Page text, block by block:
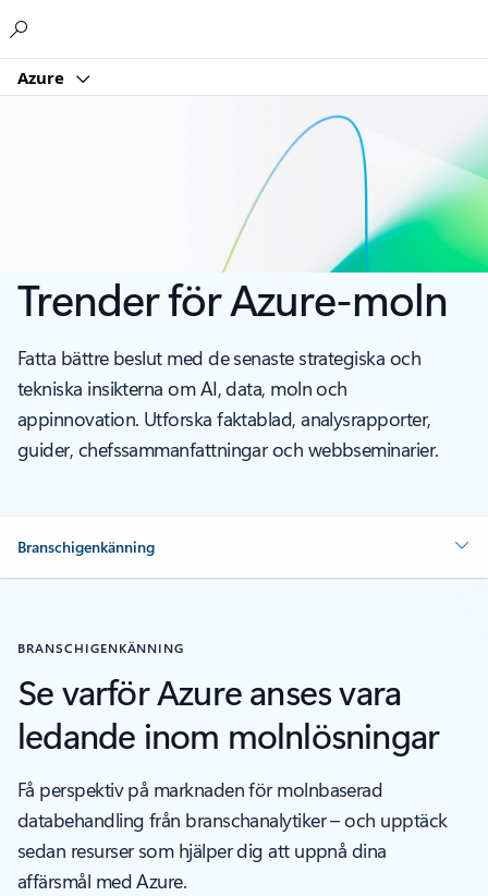
Azure
Trender för Azure-moln
Fatta bättre beslut med de senaste strategiska och
tekniska insikterna om AI, data, moln och
appinnovation. Utforska faktablad, analysrapporter,
guider, chefssammanfattningar och webbseminarier.
Branschigenkänning
BRANSCHIGENKÄNNING
Se varför Azure anses vara
ledande inom molnlösningar
Få perspektiv på marknaden för molnbaserad
databehandling från branschanalytiker – och upptäck
sedan resurser som hjälper dig att uppnå dina
affärsmål med Azure.